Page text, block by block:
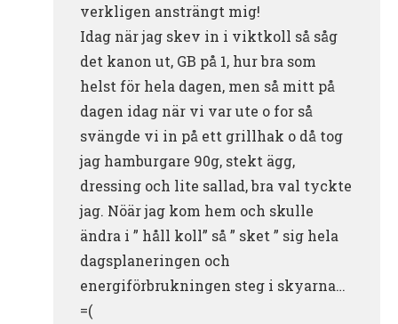
verkligen ansträngt mig!
Idag när jag skev in i viktkoll så såg
det kanon ut, GB på 1, hur bra som
helst för hela dagen, men så mitt på
dagen idag när vi var ute o for så
svängde vi in på ett grillhak o då tog
jag hamburgare 90g, stekt ägg,
dressing och lite sallad, bra val tyckte
jag. Nöär jag kom hem och skulle
ändra i ” håll koll” så ” sket ” sig hela
dagsplaneringen och
energiförbrukningen steg i skyarna…
=(